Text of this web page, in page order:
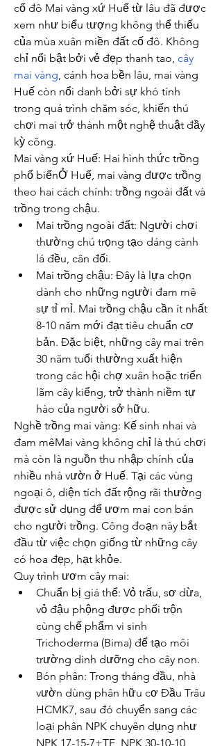
cố đô Mai vàng xứ Huế từ lâu đã được
xem như biểu tượng không thể thiếu
của mùa xuân miền đất cố đô. Không
chỉ nổi bật bởi vẻ đẹp thanh tao, cây
mai vàng, cánh hoa bền lâu, mai vàng
Huế còn nổi danh bởi sự khó tính
trong quá trình chăm sóc, khiến thú
chơi mai trở thành một nghệ thuật đầy
kỳ công.
Mai vàng xứ Huế: Hai hình thức trồng
phổ biếnỞ Huế, mai vàng được trồng
theo hai cách chính: trồng ngoài đất và
trồng trong chậu.
Mai trồng ngoài đất: Người chơi
thường chú trọng tạo dáng cành
lá đều, cân đối.
Mai trồng chậu: Đây là lựa chọn
dành cho những người đam mê
sự tỉ mỉ. Mai trồng chậu cần ít nhất
8-10 năm mới đạt tiêu chuẩn cơ
bản. Đặc biệt, những cây mai trên
30 năm tuổi thường xuất hiện
trong các hội chợ xuân hoặc triển
lãm cây kiểng, trở thành niềm tự
hào của người sở hữu.
Nghề trồng mai vàng: Kế sinh nhai và
đam mêMai vàng không chỉ là thú chơi
mà còn là nguồn thu nhập chính của
nhiều nhà vườn ở Huế. Tại các vùng
ngoại ô, diện tích đất rộng rãi thường
được sử dụng để ươm mai con bán
cho người trồng. Công đoạn này bắt
đầu từ việc chọn giống từ những cây
có hoa đẹp, hạt khỏe.
Quy trình ươm cây mai:
Chuẩn bị giá thể: Vỏ trấu, sơ dừa,
vỏ đậu phộng được phối trộn
cùng chế phẩm vi sinh
Trichoderma (Bima) để tạo môi
trường dinh dưỡng cho cây non.
Bón phân: Trong tháng đầu, nhà
vườn dùng phân hữu cơ Đầu Trâu
HCMK7, sau đó chuyển sang các
loại phân NPK chuyên dụng như
NPK 17-15-7+TE, NPK 30-10-10,